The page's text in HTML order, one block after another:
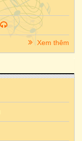
Xem thêm